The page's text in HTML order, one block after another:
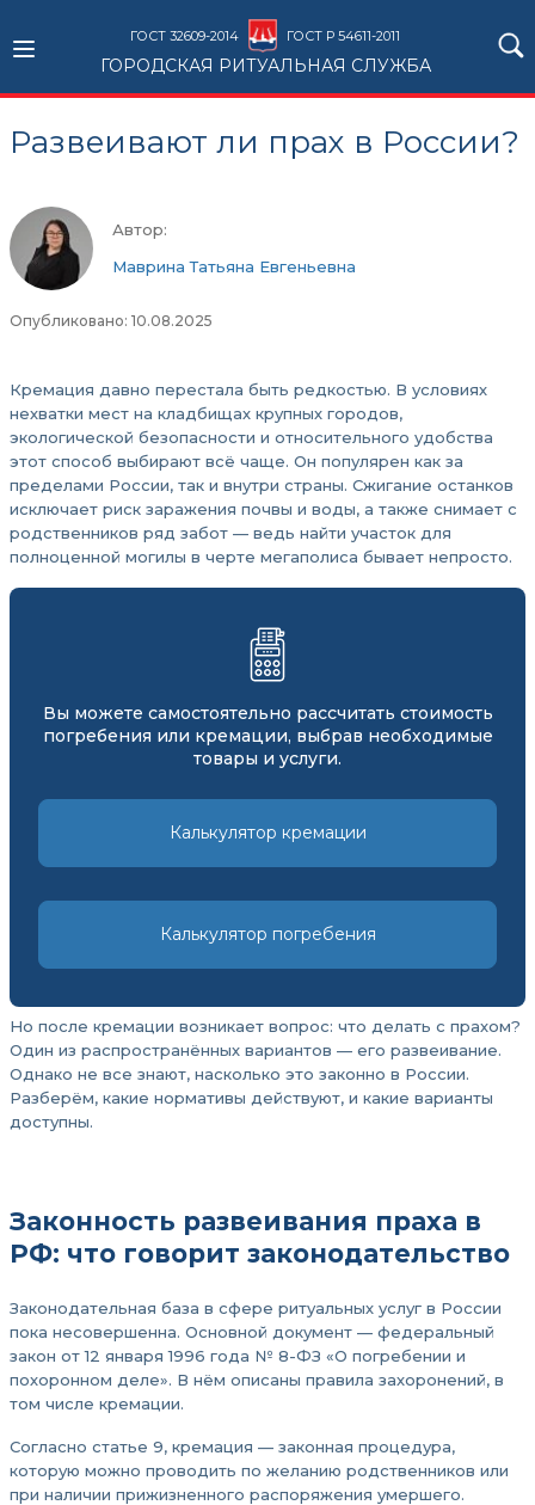
ГОСТ 32609-2014 ГОСТ Р 54611-2011
ГОРОДСКАЯ РИТУАЛЬНАЯ СЛУЖБА
Развеивают ли прах в России?
Автор:
Маврина Татьяна Евгеньевна
Опубликовано: 10.08.2025
Кремация давно перестала быть редкостью. В условиях
нехватки мест на кладбищах крупных городов,
экологической безопасности и относительного удобства
этот способ выбирают всё чаще. Он популярен как за
пределами России, так и внутри страны. Сжигание останков
исключает риск заражения почвы и воды, а также снимает с
родственников ряд забот — ведь найти участок для
полноценной могилы в черте мегаполиса бывает непросто.
Вы можете самостоятельно рассчитать стоимость
погребения или кремации, выбрав необходимые
товары и услуги.
Калькулятор кремации
Калькулятор погребения
Но после кремации возникает вопрос: что делать с прахом?
Один из распространённых вариантов — его развеивание.
Однако не все знают, насколько это законно в России.
Разберём, какие нормативы действуют, и какие варианты
доступны.
Законность развеивания праха в
РФ: что говорит законодательство
Законодательная база в сфере ритуальных услуг в России
пока несовершенна. Основной документ — федеральный
закон от 12 января 1996 года № 8-ФЗ «О погребении и
похоронном деле». В нём описаны правила захоронений, в
том числе кремации.
Согласно статье 9, кремация — законная процедура,
которую можно проводить по желанию родственников или
при наличии прижизненного распоряжения умершего.